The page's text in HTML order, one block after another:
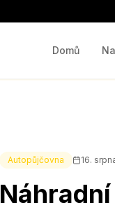
Domů
Autopůjčovna 16.